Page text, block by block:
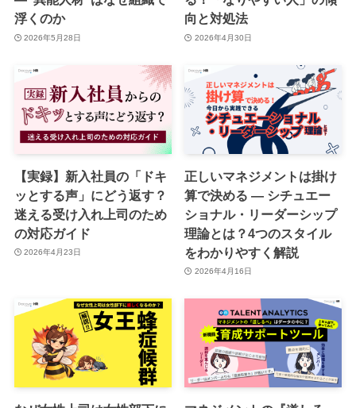
浮くのか
2026年5月28日
向と対処法
2026年4月30日
【実録】新入社員の「ドキ
ッとする声」にどう返す？
迷える受け入れ上司のため
の対応ガイド
2026年4月23日
正しいマネジメントは掛け
算で決める ― シチュエー
ショナル・リーダーシップ
理論とは？4つのスタイル
をわかりやすく解説
2026年4月16日